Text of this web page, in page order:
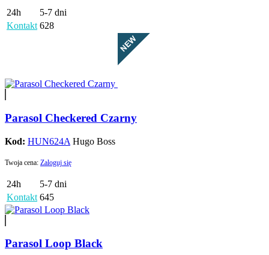
24h
5-7 dni
Kontakt 628
Parasol Checkered Czarny
Kod: HUN624A Hugo Boss
Twoja cena: Zaloguj się
24h
5-7 dni
Kontakt 645
Parasol Loop Black